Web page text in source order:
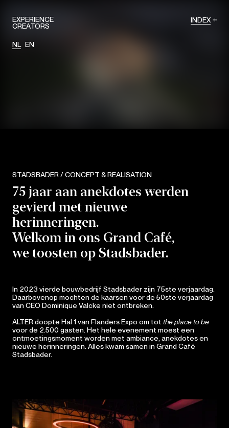
EXPERIENCE
CREATORS
NL EN
INDEX
STADSBADER / CONCEPT & REALISATION
75 jaar aan anekdotes werden
gevierd met nieuwe
herinneringen.
Welkom in ons Grand Café,
we toosten op Stadsbader.
In 2023 vierde bouwbedrijf Stadsbader zijn 75ste verjaardag.
Daarbovenop mochten de kaarsen voor de 50ste verjaardag
van CEO Dominique Valcke niet ontbreken.
ALTER doopte Hal 1 van Flanders Expo om tot the place to be
voor de 2.500 gasten. Het hele evenement moest een
ontmoetingsmoment worden met ambiance, anekdotes en
nieuwe herinneringen. Alles kwam samen in Grand Café
Stadsbader.